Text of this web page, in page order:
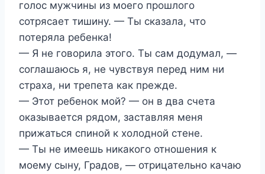
голос мужчины из моего прошлого
сотрясает тишину. — Ты сказала, что
потеряла ребенка!
— Я не говорила этого. Ты сам додумал, —
соглашаюсь я, не чувствуя перед ним ни
страха, ни трепета как прежде.
— Этот ребенок мой? — он в два счета
оказывается рядом, заставляя меня
прижаться спиной к холодной стене.
— Ты не имеешь никакого отношения к
моему сыну, Градов, — отрицательно качаю